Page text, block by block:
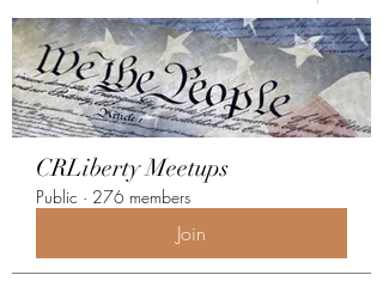
CRLiberty Meetups
Public · 276 members
Join